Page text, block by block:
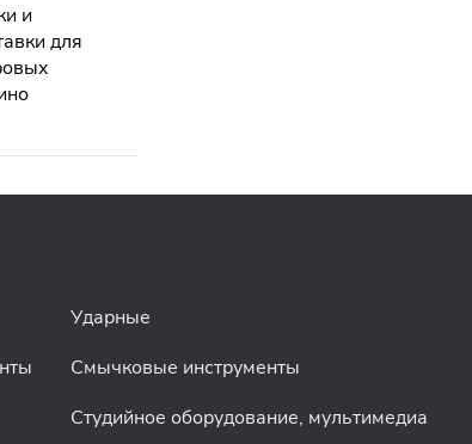
и
для
Ударные
Смычковые инструменты
Студийное оборудование, мультимедиа